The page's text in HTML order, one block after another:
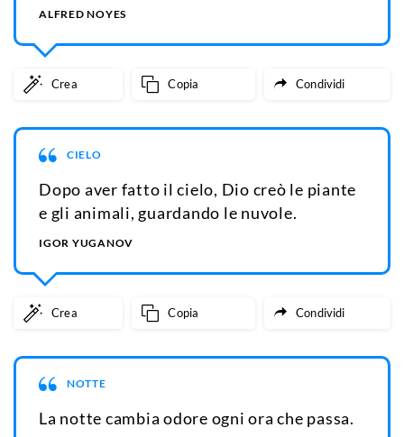
ALFRED NOYES
Crea Copia Condividi
CIELO
Dopo aver fatto il cielo, Dio creò le piante
e gli animali, guardando le nuvole.
IGOR YUGANOV
Crea Copia Condividi
NOTTE
La notte cambia odore ogni ora che passa.